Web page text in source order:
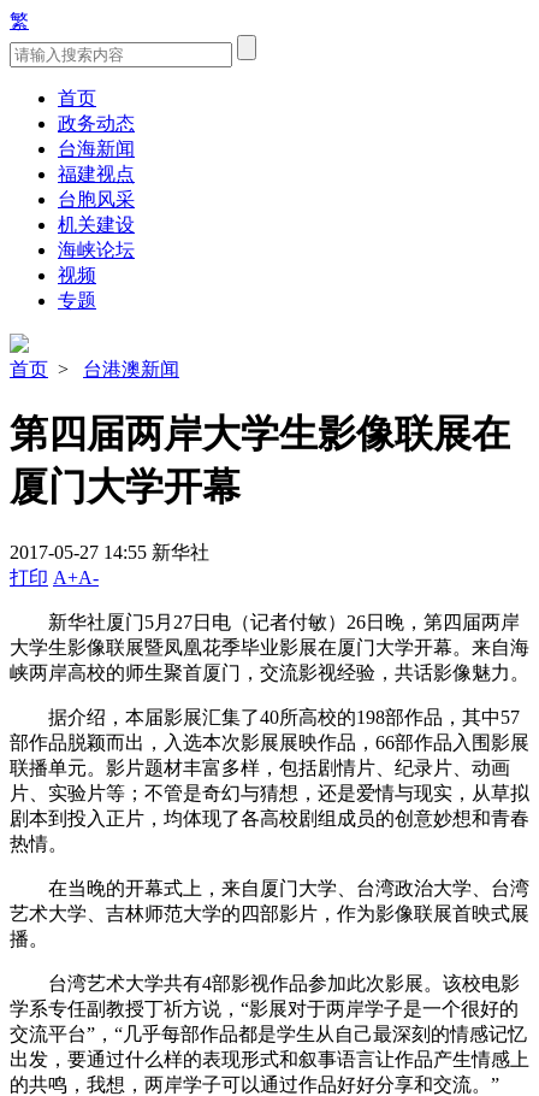
繁
首页
政务动态
台海新闻
福建视点
台胞风采
机关建设
海峡论坛
视频
专题
首页 > 台港澳新闻
第四届两岸大学生影像联展在
厦门大学开幕
2017-05-27 14:55 新华社
打印 A+A-
新华社厦门5月27日电（记者付敏）26日晚，第四届两岸
大学生影像联展暨凤凰花季毕业影展在厦门大学开幕。来自海
峡两岸高校的师生聚首厦门，交流影视经验，共话影像魅力。
据介绍，本届影展汇集了40所高校的198部作品，其中57
部作品脱颖而出，入选本次影展展映作品，66部作品入围影展
联播单元。影片题材丰富多样，包括剧情片、纪录片、动画
片、实验片等；不管是奇幻与猜想，还是爱情与现实，从草拟
剧本到投入正片，均体现了各高校剧组成员的创意妙想和青春
热情。
在当晚的开幕式上，来自厦门大学、台湾政治大学、台湾
艺术大学、吉林师范大学的四部影片，作为影像联展首映式展
播。
台湾艺术大学共有4部影视作品参加此次影展。该校电影
学系专任副教授丁祈方说，“影展对于两岸学子是一个很好的
交流平台”，“几乎每部作品都是学生从自己最深刻的情感记忆
出发，要通过什么样的表现形式和叙事语言让作品产生情感上
的共鸣，我想，两岸学子可以通过作品好好分享和交流。”